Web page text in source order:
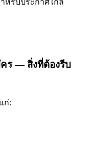
หรับประกาศใกล้
คร — สิ่งที่ต้องรีบ
ก่: